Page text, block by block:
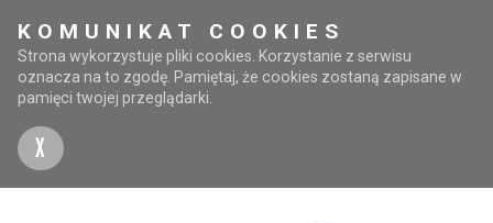
KOMUNIKAT COOKIES
Strona wykorzystuje pliki cookies. Korzystanie z serwisu
oznacza na to zgodę. Pamiętaj, że cookies zostaną zapisane w
pamięci twojej przeglądarki.
X